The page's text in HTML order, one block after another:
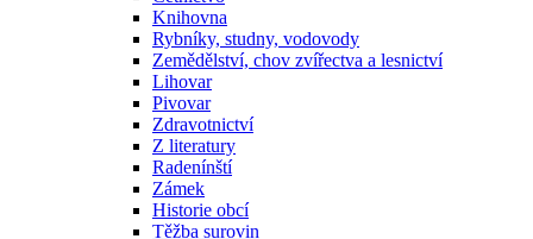
Knihovna
Rybníky, studny, vodovody
Zemědělství, chov zvířectva a lesnictví
Lihovar
Pivovar
Zdravotnictví
Z literatury
Radenínští
Zámek
Historie obcí
Těžba surovin